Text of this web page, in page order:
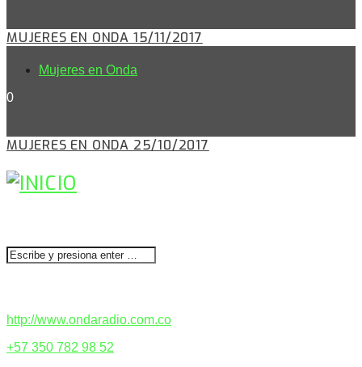
MUJERES EN ONDA 15/11/2017
Mujeres en Onda
0
MUJERES EN ONDA 25/10/2017
http://www.ondaradio.com.co
+57 350 782 98 52